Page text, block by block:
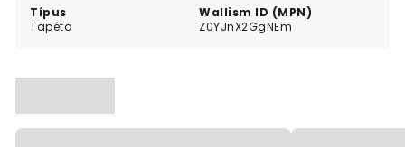
Típus
Tapéta
Wallism ID (MPN)
Z0YJnX2GgNEm